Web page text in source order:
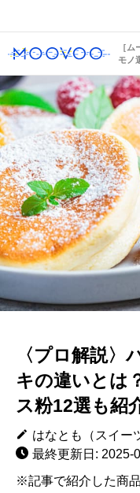
［ム
モノ
〈プロ解説〉
キの違いとは
ス粉12選も紹
はなとも（スイー
最終更新日: 2025-
※記事で紹介した商